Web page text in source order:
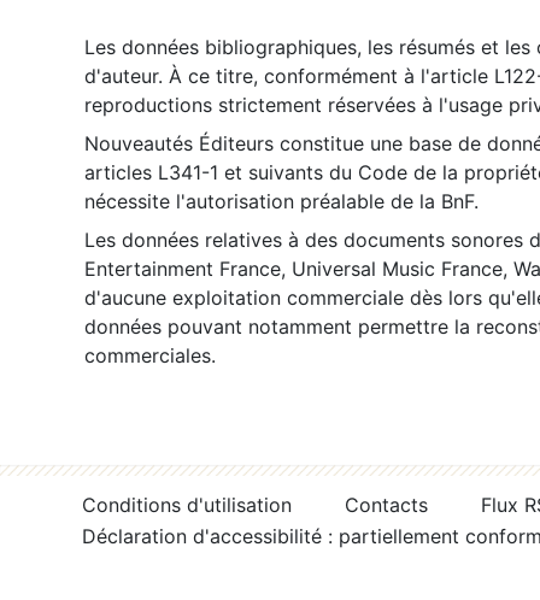
Les données bibliographiques, les résumés et
d'auteur. À ce titre, conformément à l'article
reproductions strictement réservées à l'usage
Nouveautés Éditeurs constitue une base de
articles L341-1 et suivants du Code de la
nécessite l'autorisation préalable de la BnF.
Les données relatives à des documents sonores
Entertainment France, Universal Music France,
d'aucune exploitation commerciale dès lors
données pouvant notamment permettre la
commerciales.
Conditions d'utilisation Contacts
Flux
Déclaration d'accessibilité : partiellement